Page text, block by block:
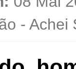
- Achei